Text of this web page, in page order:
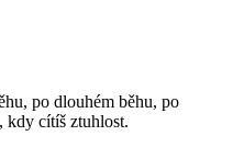
po dlouhém běhu, po
kdy cítíš ztuhlost.